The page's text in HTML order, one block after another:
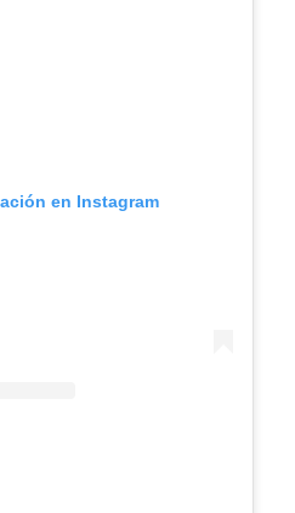
en Instagram